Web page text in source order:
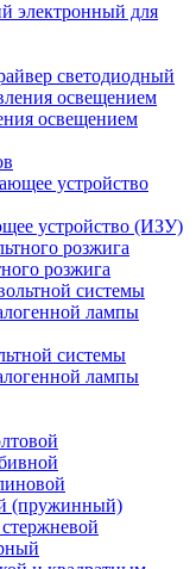
электронный для
светодиодный
освещением
устройство (ИЗУ)
розжига
системы
лампы
(пружинный)